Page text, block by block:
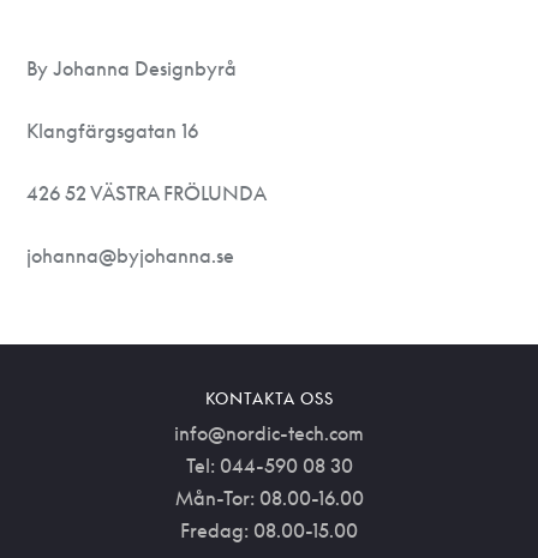
By Johanna Designbyrå
Klangfärgsgatan 16
426 52 VÄSTRA FRÖLUNDA
johanna@byjohanna.se
KONTAKTA OSS
info@nordic-tech.com
Tel: 044-590 08 30
Mån-Tor: 08.00-16.00
Fredag: 08.00-15.00